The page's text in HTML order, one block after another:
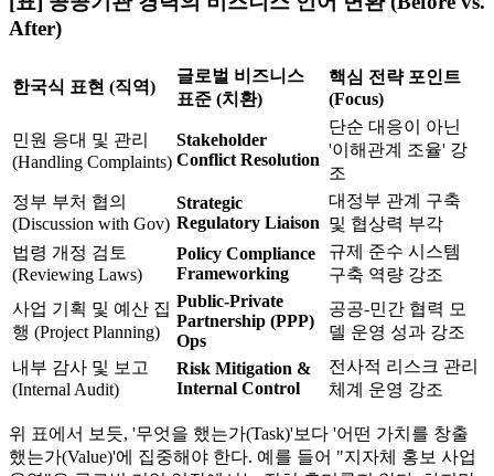
After)
한국식 표현 (직역)
글로벌 비즈니스
표준 (치환)
핵심 전략 포인트
(Focus)
민원 응대 및 관리
(Handling Complaints)
Stakeholder
Conflict Resolution
단순 대응이 아닌
'이해관계 조율' 강
조
정부 부처 협의
(Discussion with Gov)
Strategic
Regulatory Liaison
대정부 관계 구축
및 협상력 부각
법령 개정 검토
(Reviewing Laws)
Policy Compliance
Frameworking
규제 준수 시스템
구축 역량 강조
사업 기획 및 예산 집
행 (Project Planning)
Public-Private
Partnership (PPP)
Ops
공공-민간 협력 모
델 운영 성과 강조
내부 감사 및 보고
(Internal Audit)
Risk Mitigation &
Internal Control
전사적 리스크 관리
체계 운영 강조
위 표에서 보듯, '무엇을 했는가(Task)'보다 '어떤 가치를 창출
했는가(Value)'에 집중해야 한다. 예를 들어 "지자체 홍보 사업